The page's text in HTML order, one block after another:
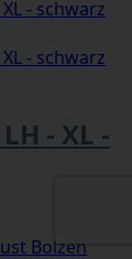
- XL -